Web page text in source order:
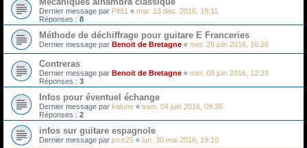
Dernier message par PlI81 « mar. 13 déc. 2016, 19:11
Réponses : 8
Méthode de déchiffrage pour guitare E Franceries
Dernier message par Benoit de Bretagne « mer. 29 juin 2016, 16:26
Contreras
Dernier message par Benoit de Bretagne « mer. 08 juin 2016, 12:29
Réponses : 3
Infos pour éventuel échange
Dernier message par kalune « sam. 04 juin 2016, 09:35
Réponses : 2
infos sur guitare espagnole
Dernier message par joce25 « lun. 30 mai 2016, 19:10